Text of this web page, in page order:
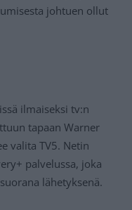
johtuen ollut
ilmaiseksi tv:n
tapaan Warner
valita TV5. Netin
palvelussa, joka
lähetyksenä.